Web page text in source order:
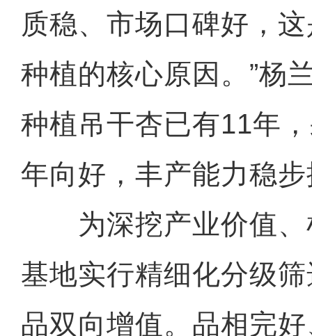
质稳、市场口碑好，
种植的核心原因。”杨
种植吊干杏已有11年
年向好，丰产能力稳
为深挖产业价值、
基地实行精细化分级
品双向增值。品相完